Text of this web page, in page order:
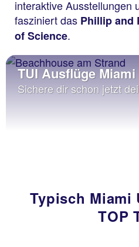
interaktive Ausstellungen
fasziniert das Phillip and
of Science.
TUI Ausflüge Miami
Sichere dir schon jetzt
Typisch Miami
TOP